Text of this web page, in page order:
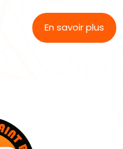
En savoir plus